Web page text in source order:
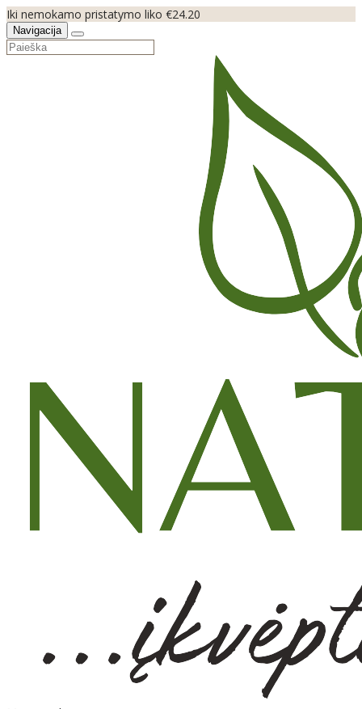
Iki nemokamo pristatymo liko €24.20
Navigacija